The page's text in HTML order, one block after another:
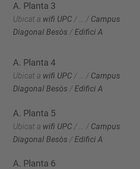
A. Planta 3
Ubicat a wifi UPC / … / Campus
Diagonal Besòs /Edifici A
A. Planta 4
Ubicat a wifi UPC / … / Campus
Diagonal Besòs /Edifici A
A. Planta 5
Ubicat a wifi UPC / … / Campus
Diagonal Besòs /Edifici A
A. Planta 6